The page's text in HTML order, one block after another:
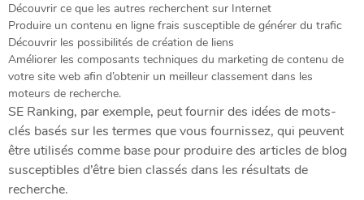
Découvrir ce que les autres recherchent sur Internet
Produire un contenu en ligne frais susceptible de générer du trafic
Découvrir les possibilités de création de liens
Améliorer les composants techniques du marketing de contenu de
votre site web afin d’obtenir un meilleur classement dans les
moteurs de recherche.
SE Ranking, par exemple, peut fournir des idées de mots-
clés basés sur les termes que vous fournissez, qui peuvent
être utilisés comme base pour produire des articles de blog
susceptibles d’être bien classés dans les résultats de
recherche.